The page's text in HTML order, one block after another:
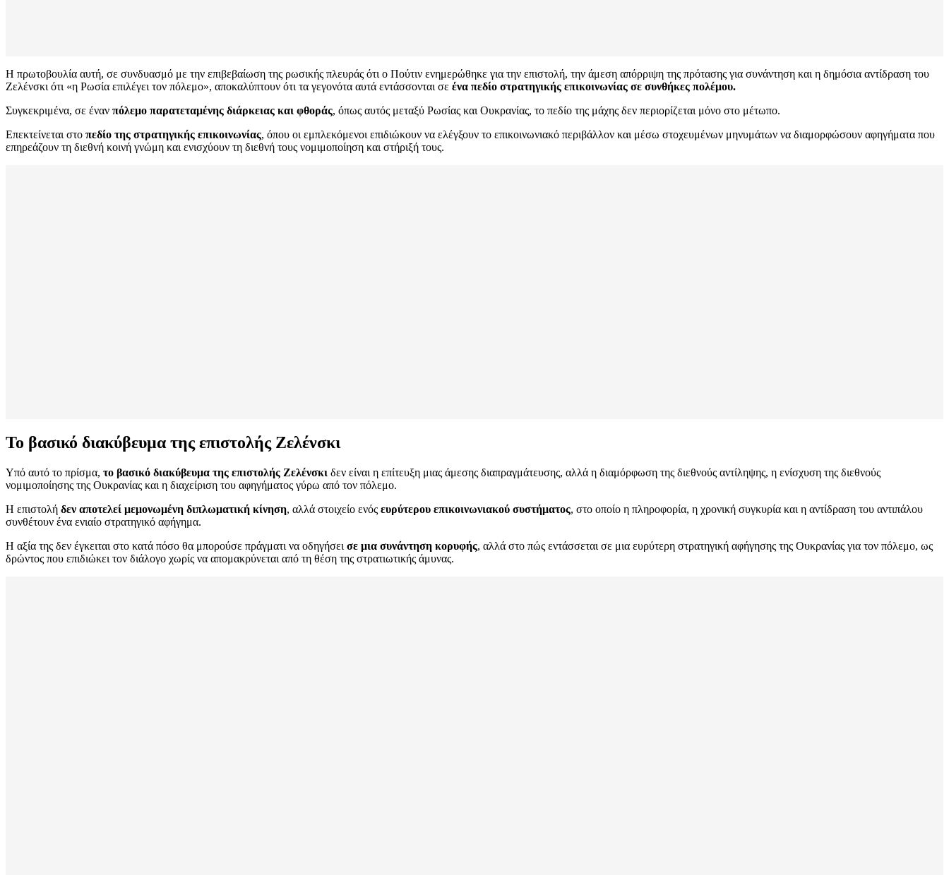
Η πρωτοβουλία αυτή, σε συνδυασμό με την επιβεβαίωση της ρωσικής πλευράς ότι ο Πούτιν ενημερώθηκε για την επιστολή, την άμεση απόρριψη της πρότασης για συνάντηση και η δημόσια αντίδραση του
Ζελένσκι ότι «η Ρωσία επιλέγει τον πόλεμο», αποκαλύπτουν ότι τα γεγονότα αυτά εντάσσονται σε ένα πεδίο στρατηγικής επικοινωνίας σε συνθήκες πολέμου.
Συγκεκριμένα, σε έναν πόλεμο παρατεταμένης διάρκειας και φθοράς, όπως αυτός μεταξύ Ρωσίας και Ουκρανίας, το πεδίο της μάχης δεν περιορίζεται μόνο στο μέτωπο.
Επεκτείνεται στο πεδίο της στρατηγικής επικοινωνίας, όπου οι εμπλεκόμενοι επιδιώκουν να ελέγξουν το επικοινωνιακό περιβάλλον και μέσω στοχευμένων μηνυμάτων να διαμορφώσουν αφηγήματα που
επηρεάζουν τη διεθνή κοινή γνώμη και ενισχύουν τη διεθνή τους νομιμοποίηση και στήριξή τους.
Το βασικό διακύβευμα της επιστολής Ζελένσκι
Υπό αυτό το πρίσμα, το βασικό διακύβευμα της επιστολής Ζελένσκι δεν είναι η επίτευξη μιας άμεσης διαπραγμάτευσης, αλλά η διαμόρφωση της διεθνούς αντίληψης, η ενίσχυση της διεθνούς
νομιμοποίησης της Ουκρανίας και η διαχείριση του αφηγήματος γύρω από τον πόλεμο.
Η επιστολή δεν αποτελεί μεμονωμένη διπλωματική κίνηση, αλλά στοιχείο ενός ευρύτερου επικοινωνιακού συστήματος, στο οποίο η πληροφορία, η χρονική συγκυρία και η αντίδραση του αντιπάλου
συνθέτουν ένα ενιαίο στρατηγικό αφήγημα.
Η αξία της δεν έγκειται στο κατά πόσο θα μπορούσε πράγματι να οδηγήσει σε μια συνάντηση κορυφής, αλλά στο πώς εντάσσεται σε μια ευρύτερη στρατηγική αφήγησης της Ουκρανίας για τον πόλεμο, ως
δρώντος που επιδιώκει τον διάλογο χωρίς να απομακρύνεται από τη θέση της στρατιωτικής άμυνας.